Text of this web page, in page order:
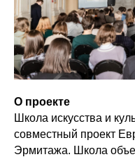
О проекте
Школа искусства и
совместный проект
Эрмитажа. Школа